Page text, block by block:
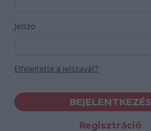
Jelszó
Elfelejtette a jelszavát?
BEJELENTKEZÉS
Regisztráció